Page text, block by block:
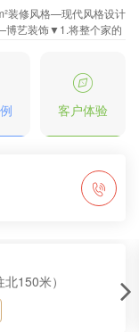
装修风格—现代风格设计
艺装饰▼1.将整个家的
客户体验
150米）